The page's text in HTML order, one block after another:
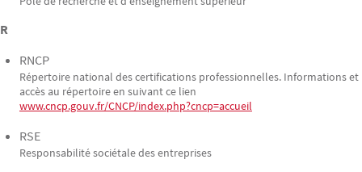
R
RNCP
Répertoire national des certifications professionnelles. Informations et
accès au répertoire en suivant ce lien
www.cncp.gouv.fr/CNCP/index.php?cncp=accueil
RSE
Responsabilité sociétale des entreprises